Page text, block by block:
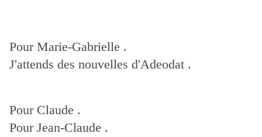
Pour Marie-Gabrielle .
J'attends des nouvelles d'Adeodat .
Pour Claude .
Pour Jean-Claude .